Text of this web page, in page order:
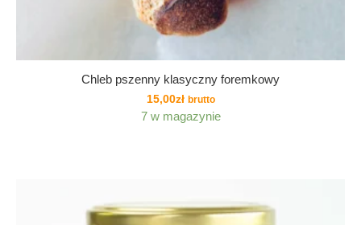
Chleb pszenny klasyczny foremkowy
15,00zł brutto
7 w magazynie